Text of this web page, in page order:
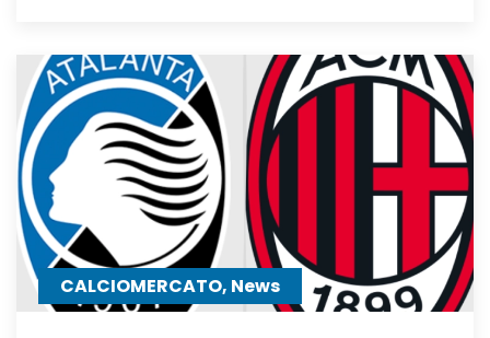
di
Sarri,
verso
mister
chiama
CALCIOMERCATO, News